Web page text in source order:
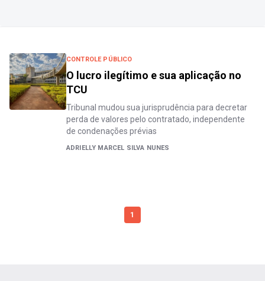
CONTROLE PÚBLICO
O lucro ilegítimo e sua aplicação no
TCU
Tribunal mudou sua jurisprudência para decretar
perda de valores pelo contratado, independente
de condenações prévias
ADRIELLY MARCEL SILVA NUNES
1